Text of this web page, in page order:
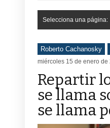
Selecciona una página:
Roberto Cachanosky
miércoles 15 de enero de
Repartir
se llama
se llama